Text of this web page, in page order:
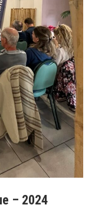
– 2024